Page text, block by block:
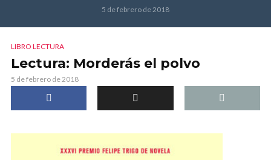
5 de febrero de 2018
LIBRO LECTURA
Lectura: Morderás el polvo
5 de febrero de 2018